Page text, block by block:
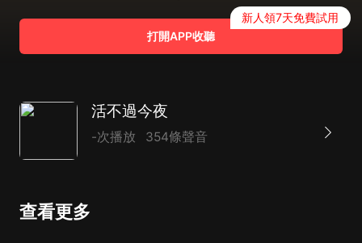
打開APP收聽
新人領7天免費試用
活不過今夜
-次播放 354條聲音
查看更多